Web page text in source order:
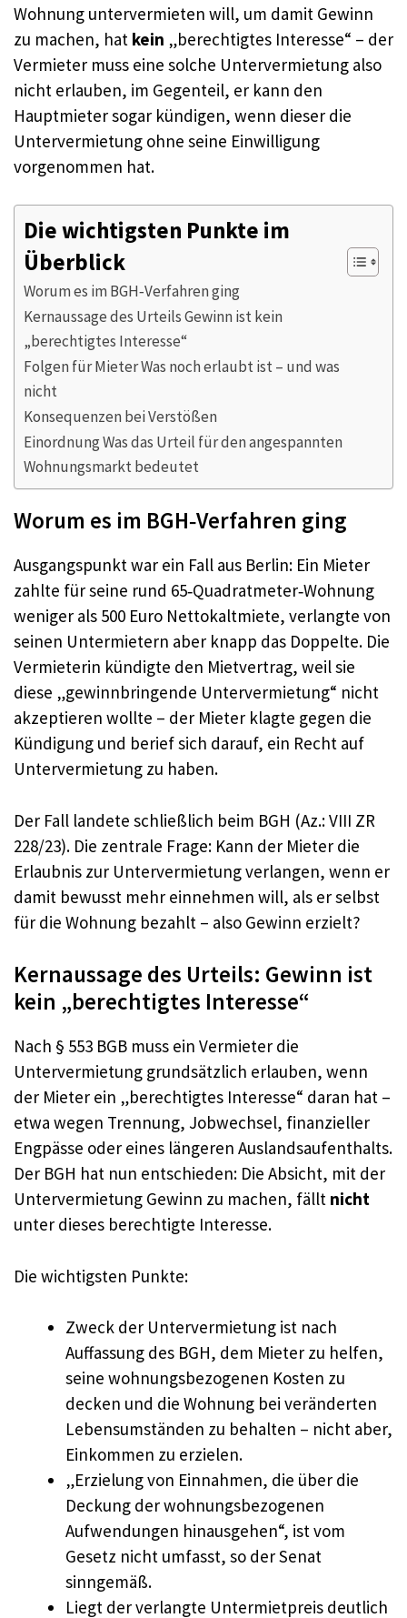
Wohnung untervermieten will, um damit Gewinn
zu machen, hat kein „berechtigtes Interesse“ – der
Vermieter muss eine solche Untervermietung also
nicht erlauben, im Gegenteil, er kann den
Hauptmieter sogar kündigen, wenn dieser die
Untervermietung ohne seine Einwilligung
vorgenommen hat.
Die wichtigsten Punkte im
Überblick
Worum es im BGH‑Verfahren ging
Kernaussage des Urteils Gewinn ist kein
„berechtigtes Interesse“
Folgen für Mieter Was noch erlaubt ist – und was
nicht
Konsequenzen bei Verstößen
Einordnung Was das Urteil für den angespannten
Wohnungsmarkt bedeutet
Worum es im BGH‑Verfahren ging
Ausgangspunkt war ein Fall aus Berlin: Ein Mieter
zahlte für seine rund 65‑Quadratmeter‑Wohnung
weniger als 500 Euro Nettokaltmiete, verlangte von
seinen Untermietern aber knapp das Doppelte. Die
Vermieterin kündigte den Mietvertrag, weil sie
diese „gewinnbringende Untervermietung“ nicht
akzeptieren wollte – der Mieter klagte gegen die
Kündigung und berief sich darauf, ein Recht auf
Untervermietung zu haben.
Der Fall landete schließlich beim BGH (Az.: VIII ZR
228/23). Die zentrale Frage: Kann der Mieter die
Erlaubnis zur Untervermietung verlangen, wenn er
damit bewusst mehr einnehmen will, als er selbst
für die Wohnung bezahlt – also Gewinn erzielt?
Kernaussage des Urteils: Gewinn ist
kein „berechtigtes Interesse“
Nach § 553 BGB muss ein Vermieter die
Untervermietung grundsätzlich erlauben, wenn
der Mieter ein „berechtigtes Interesse“ daran hat –
etwa wegen Trennung, Jobwechsel, finanzieller
Engpässe oder eines längeren Auslandsaufenthalts.
Der BGH hat nun entschieden: Die Absicht, mit der
Untervermietung Gewinn zu machen, fällt nicht
unter dieses berechtigte Interesse.
Die wichtigsten Punkte:
Zweck der Untervermietung ist nach
Auffassung des BGH, dem Mieter zu helfen,
seine wohnungsbezogenen Kosten zu
decken und die Wohnung bei veränderten
Lebensumständen zu behalten – nicht aber,
Einkommen zu erzielen.
„Erzielung von Einnahmen, die über die
Deckung der wohnungsbezogenen
Aufwendungen hinausgehen“, ist vom
Gesetz nicht umfasst, so der Senat
sinngemäß.
Liegt der verlangte Untermietpreis deutlich